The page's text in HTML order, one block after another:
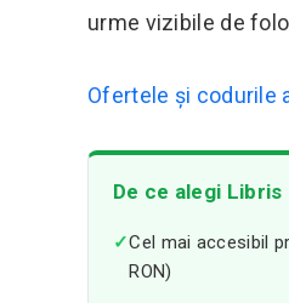
urme vizibile de
Ofertele și codurile
De ce alegi Libris
✓Cel mai accesibil
RON)